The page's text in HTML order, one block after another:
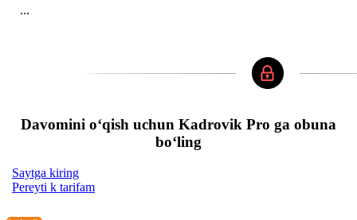
...
Davomini oʻqish uchun Kadrovik Pro ga obuna
boʻling
Saytga kiring
Pereyti k tarifam